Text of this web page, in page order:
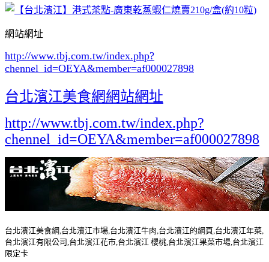
網站網址
http://www.tbj.com.tw/index.php?
chennel_id=OEYA&member=af000027898
台北濱江美食網網站網址
http://www.tbj.com.tw/index.php?
chennel_id=OEYA&member=af000027898
台北濱江美食網,台北濱江市場,台北濱江牛肉,台北濱江的網頁,台北濱江年菜,
台北濱江有限公司,台北濱江花市,台北濱江 櫻桃,台北濱江果菜市場,台北濱江
限定卡